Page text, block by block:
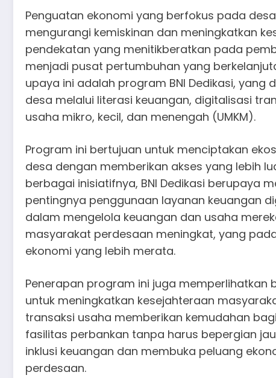
Penguatan ekonomi yang berfokus pada
mengurangi kemiskinan dan meningkatkan
pendekatan yang menitikberatkan pada
menjadi pusat pertumbuhan yang
upaya ini adalah program BNI Dedikasi,
desa melalui literasi keuangan, digitalisasi
usaha mikro, kecil, dan menengah (UMKM).
Program ini bertujuan untuk menciptakan
desa dengan memberikan akses yang lebih
berbagai inisiatifnya, BNI Dedikasi berupaya
pentingnya penggunaan layanan keuangan
dalam mengelola keuangan dan usaha
masyarakat perdesaan meningkat, yang
ekonomi yang lebih merata.
Penerapan program ini juga
untuk meningkatkan kesejahteraan
transaksi usaha memberikan kemudahan
fasilitas perbankan tanpa harus bepergian
inklusi keuangan dan membuka peluang
perdesaan.